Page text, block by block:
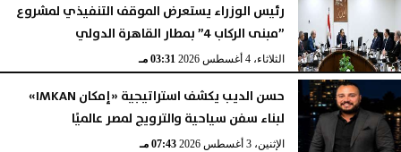
رئيس الوزراء يستعرض الموقف التنفيذي لمشروع
”مبنى الركاب 4” بمطار القاهرة الدولي
الثلاثاء، 4 أغسطس 2026 03:31 مـ
حسن الديب يكشف استراتيجية «إمكان IMKAN»
لبناء سفن سياحية والترويج لمصر عالميًا
الإثنين، 3 أغسطس 2026 07:43 مـ